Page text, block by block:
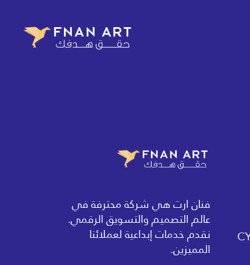
فنان ارت هي شركة محترفة في
عالم التصميم والتسويق الرقمي.
نقدم خدمات إبداعية لعملائنا
المميزين.